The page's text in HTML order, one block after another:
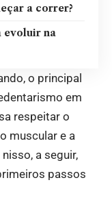
a correr?
evoluir na
o principal
em
respeitar o
muscular e a
a seguir,
passos